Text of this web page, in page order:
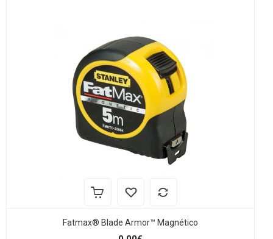
Fatmax® Blade Armor™ Magnético